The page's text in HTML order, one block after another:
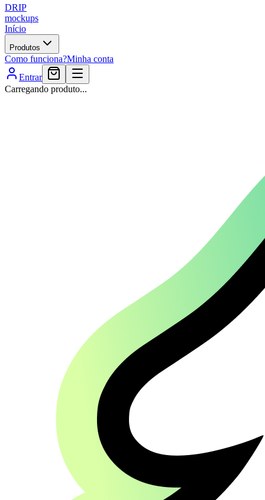
DRIP
mockups
Início
Produtos
Como funciona?Minha conta
Entrar
Carregando produto...